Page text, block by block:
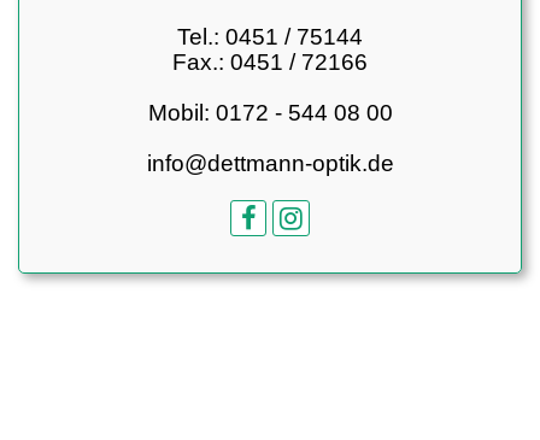
Tel.: 0451 / 75144
Fax.: 0451 / 72166
Mobil: 0172 - 544 08 00
info@dettmann-optik.de